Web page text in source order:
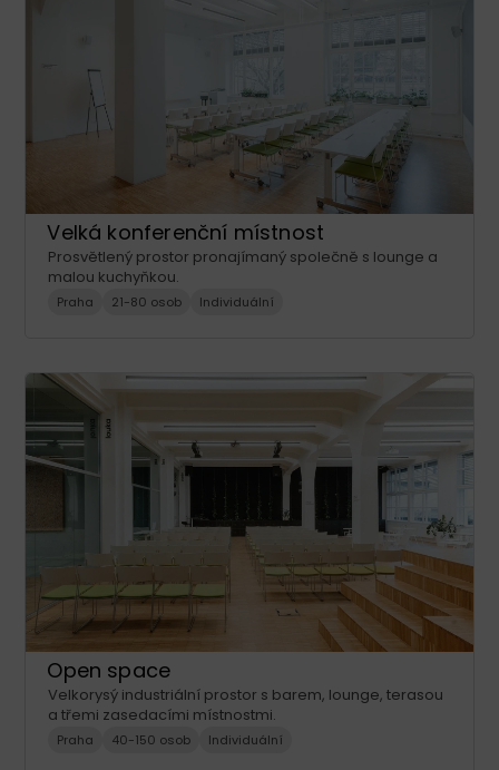
Velká konferenční místnost
Prosvětlený prostor pronajímaný společně s lounge a
malou kuchyňkou.
Praha 21-80 osob Individuální
Open space
Velkorysý industriální prostor s barem, lounge, terasou
a třemi zasedacími místnostmi.
Praha 40-150 osob Individuální